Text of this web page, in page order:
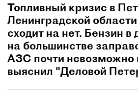
Топливный кризис в
Ленинградской
сходит на нет. Бензин в
на большинстве
АЗС почти невозможно
выяснил "Деловой